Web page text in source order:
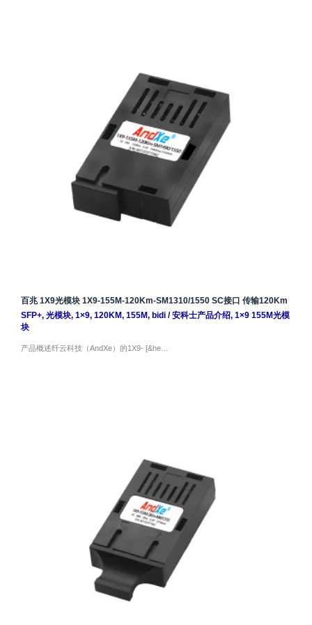
百兆 1X9光模块 1X9-155M-120Km-SM1310/1550 SC接口 传输120Km
SFP+, 光模块, 1×9, 120KM, 155M, bidi/安科士产品介绍, 1×9 155M光模
块
产品概述纤云科技（AndXe）的1X9- [&he…